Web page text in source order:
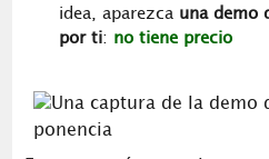
idea, aparezca una demo
por ti: no tiene precio